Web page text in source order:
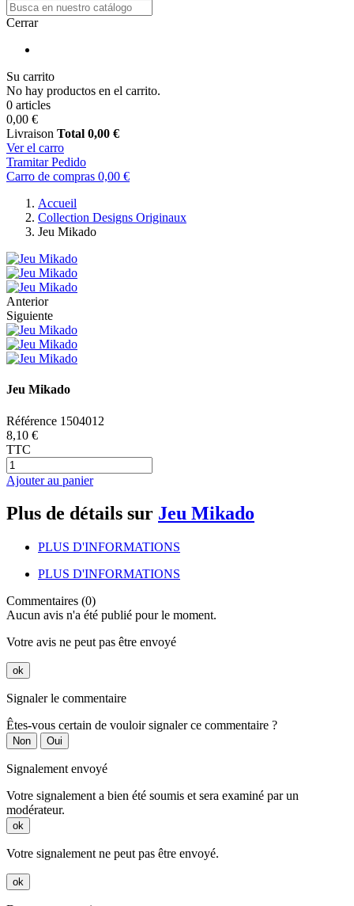
Cerrar
Su carrito
No hay productos en el carrito.
0 articles
0,00 €
Livraison Total 0,00 €
Ver el carro
Tramitar Pedido
Carro de compras 0,00 €
Accueil
Collection Designs Originaux
Jeu Mikado
Anterior
Siguiente
Jeu Mikado
Référence 1504012
8,10 €
TTC
Ajouter au panier
Plus de détails sur Jeu Mikado
PLUS D'INFORMATIONS
PLUS D'INFORMATIONS
Commentaires (0)
Aucun avis n'a été publié pour le moment.
Votre avis ne peut pas être envoyé
ok
Signaler le commentaire
Êtes-vous certain de vouloir signaler ce commentaire ?
Non Oui
Signalement envoyé
Votre signalement a bien été soumis et sera examiné par un
modérateur.
ok
Votre signalement ne peut pas être envoyé.
ok